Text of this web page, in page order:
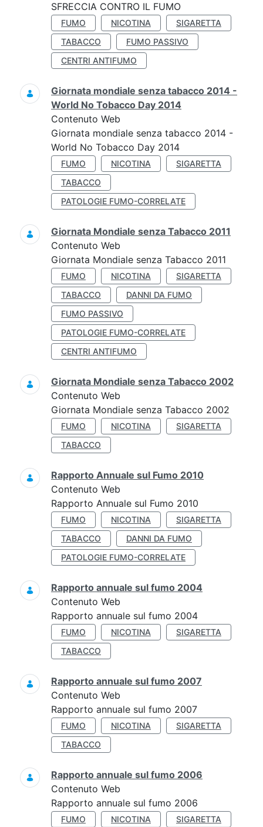
SFRECCIA CONTRO IL FUMO
FUMO NICOTINA
SIGARETTA
TABACCO
FUMO PASSIVO
CENTRI ANTIFUMO
Giornata mondiale senza tabacco 2014 -
World No Tobacco Day 2014
Contenuto Web
Giornata mondiale senza tabacco 2014 -
World No Tobacco Day 2014
FUMO NICOTINA
SIGARETTA
TABACCO
PATOLOGIE FUMO-CORRELATE
Giornata Mondiale senza Tabacco 2011
Contenuto Web
Giornata Mondiale senza Tabacco 2011
FUMO NICOTINA
SIGARETTA
TABACCO
DANNI DA FUMO
FUMO PASSIVO
PATOLOGIE FUMO-CORRELATE
CENTRI ANTIFUMO
Giornata Mondiale senza Tabacco 2002
Contenuto Web
Giornata Mondiale senza Tabacco 2002
FUMO NICOTINA
SIGARETTA
TABACCO
Rapporto Annuale sul Fumo 2010
Contenuto Web
Rapporto Annuale sul Fumo 2010
FUMO NICOTINA
SIGARETTA
TABACCO
DANNI DA FUMO
PATOLOGIE FUMO-CORRELATE
Rapporto annuale sul fumo 2004
Contenuto Web
Rapporto annuale sul fumo 2004
FUMO NICOTINA
SIGARETTA
TABACCO
Rapporto annuale sul fumo 2007
Contenuto Web
Rapporto annuale sul fumo 2007
FUMO NICOTINA
SIGARETTA
TABACCO
Rapporto annuale sul fumo 2006
Contenuto Web
Rapporto annuale sul fumo 2006
FUMO NICOTINA
SIGARETTA